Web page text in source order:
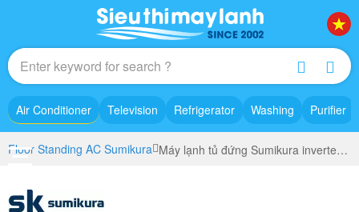
Air Conditioner Television Refrigerator Washing Purifier
Floor Standing AC Sumikura Máy lạnh tủ đứng Sumikura inverter 6 HP (6 Ngựa) APF/APO-600/DC - Gas R410A - 3 Pha